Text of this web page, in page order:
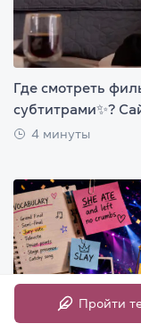
Где смотреть
субтитрами✨?
4 минуты
Пройти